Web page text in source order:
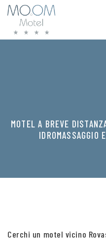
MOTEL A BREVE
IDROMASSAGGIO
Cerchi un motel vicino